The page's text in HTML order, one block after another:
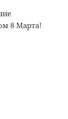
8 Марта!